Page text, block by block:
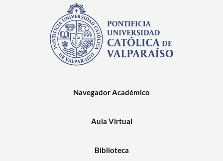
Navegador Académico
Aula Virtual
Biblioteca